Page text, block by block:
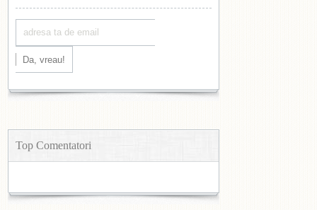
Top Comentatori